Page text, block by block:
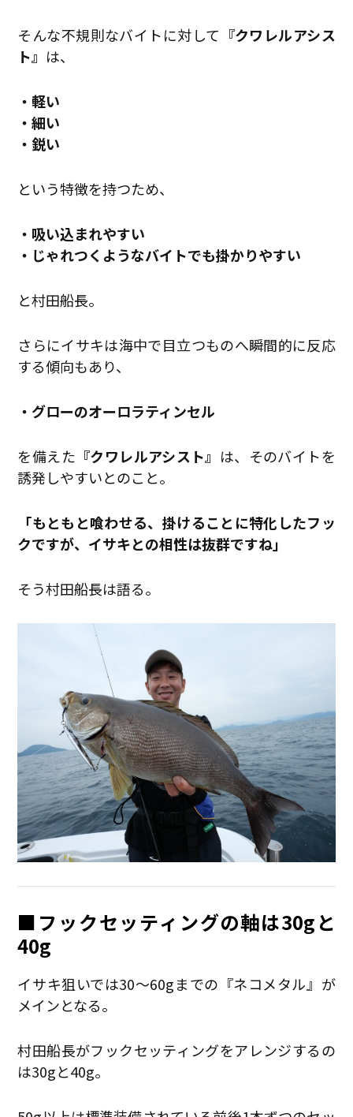
そんな不規則なバイトに対して 『クワレルアシス
ト』 は、
・軽い
・細い
・鋭い
という特徴を持つため、
・吸い込まれやすい
・じゃれつくようなバイトでも掛かりやすい
と村田船長。
さらにイサキは海中で目立つものへ瞬間的に反応
する傾向もあり、
・グローのオーロラティンセル
を備えた 『クワレルアシスト』 は、そのバイトを
誘発しやすいとのこと。
「もともと喰わせる、掛けることに特化したフッ
クですが、イサキとの相性は抜群ですね」
そう村田船長は語る。
■フックセッティングの軸は30gと
40g
イサキ狙いでは30〜60gまでの『ネコメタル』が
メインとなる。
村田船長がフックセッティングをアレンジするの
は30gと40g。